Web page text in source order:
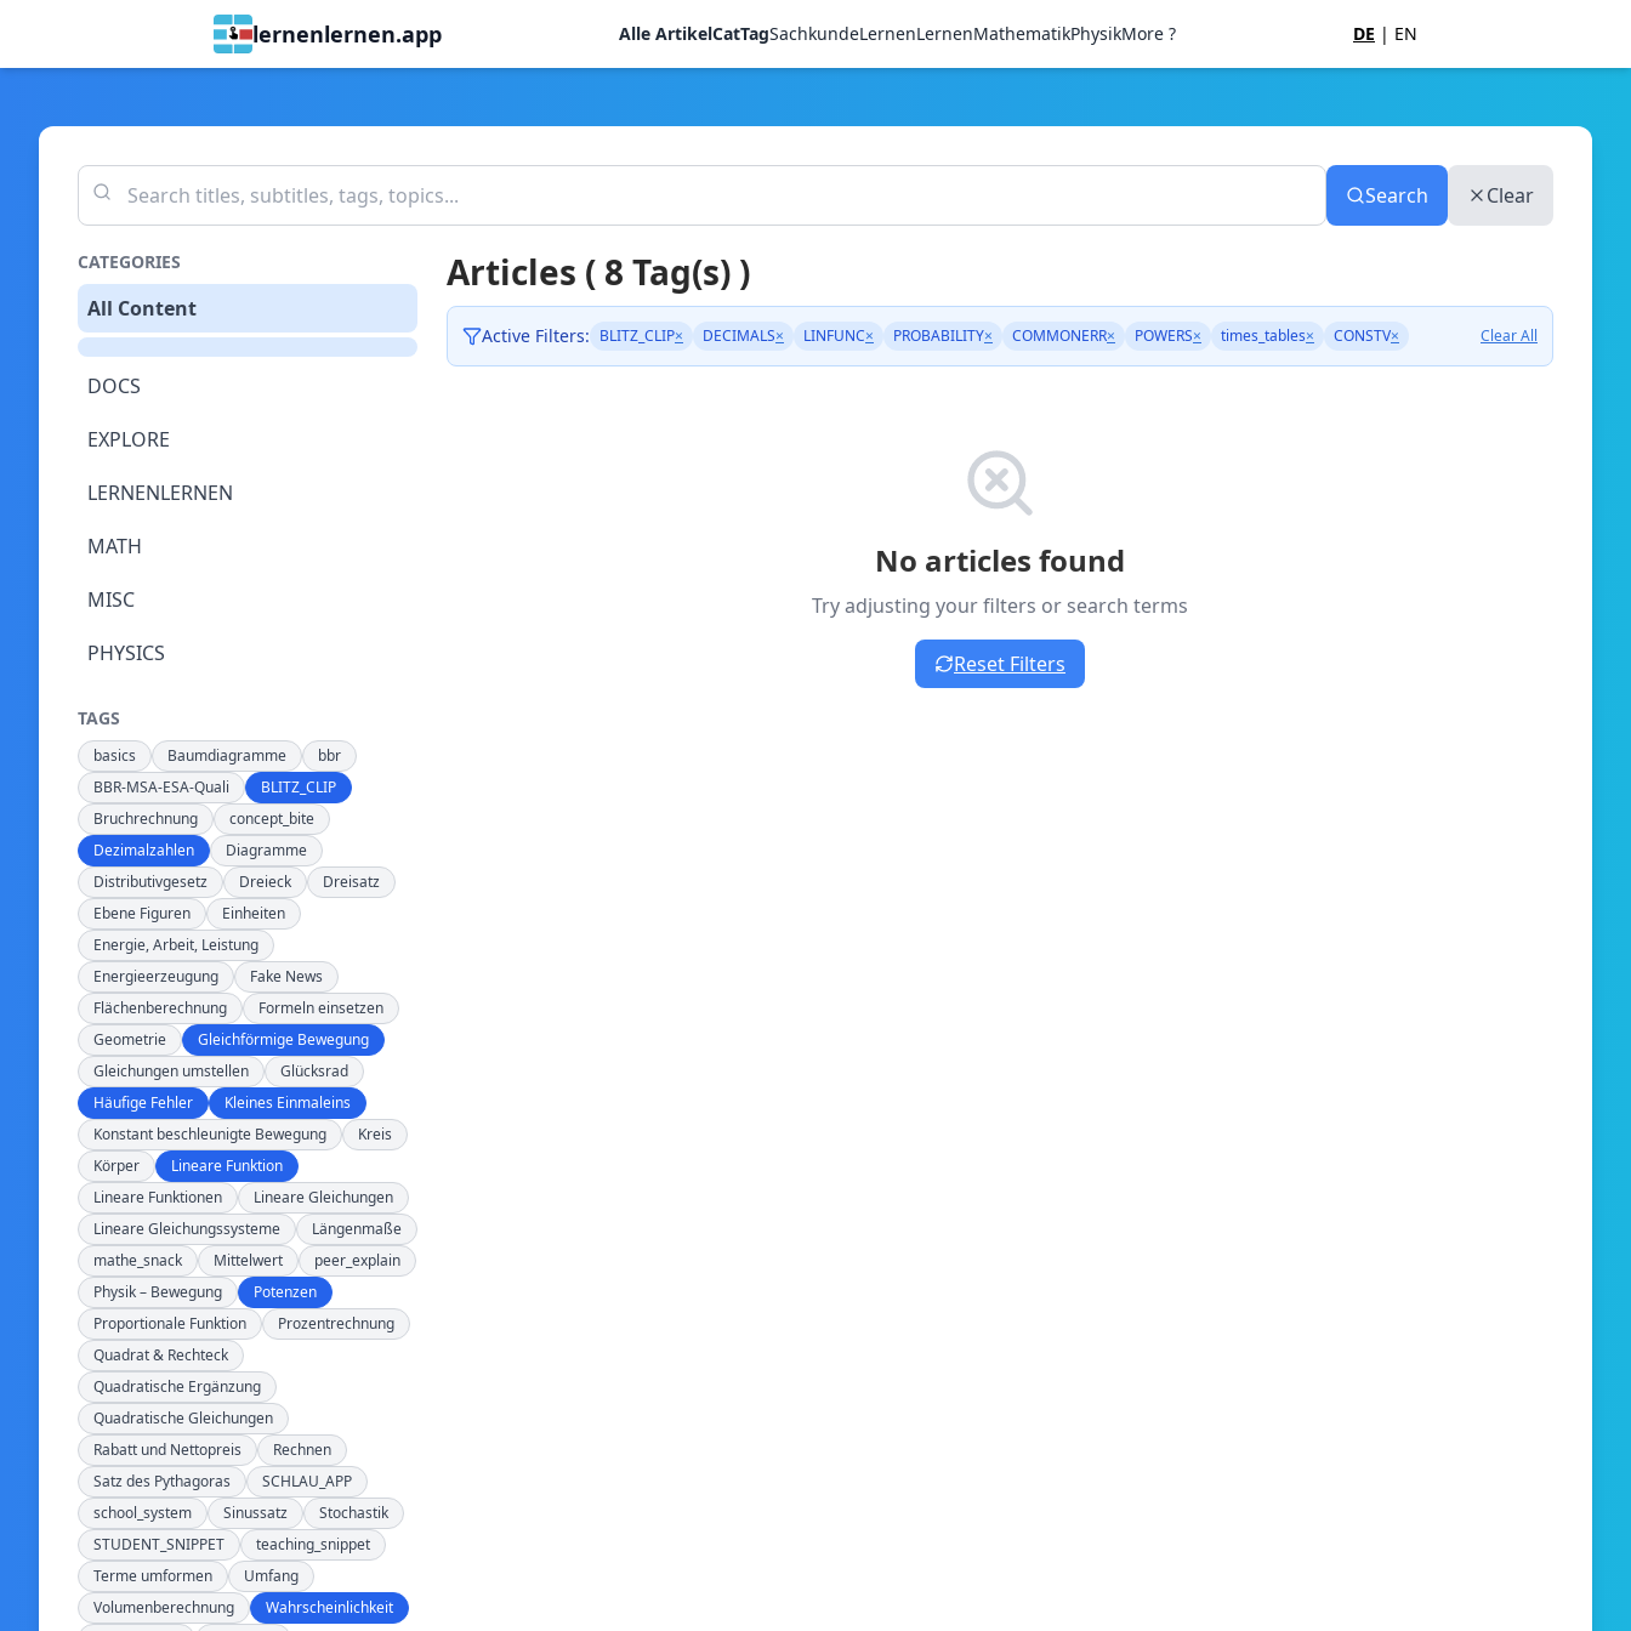
lernenlernen.app Alle ArtikelCatTagSachkundeLernenLernenMathematikPhysikMore ? DE | EN
Search Clear
CATEGORIES
All Content
DOCS
EXPLORE
LERNENLERNEN
MATH
MISC
PHYSICS
TAGS
basics Baumdiagramme
bbr
BBR-MSA-ESA-Quali
BLITZ_CLIP
Bruchrechnung
concept_bite
Dezimalzahlen
Diagramme
Distributivgesetz
Dreieck
Dreisatz
Ebene Figuren
Einheiten
Energie, Arbeit, Leistung
Energieerzeugung
Fake News
Flächenberechnung
Formeln einsetzen
Geometrie
Gleichförmige Bewegung
Gleichungen umstellen
Glücksrad
Häufige Fehler
Kleines Einmaleins
Konstant beschleunigte Bewegung
Kreis
Körper
Lineare Funktion
Lineare Funktionen
Lineare Gleichungen
Lineare Gleichungssysteme
Längenmaße
mathe_snack
Mittelwert
peer_explain
Physik – Bewegung
Potenzen
Proportionale Funktion
Prozentrechnung
Quadrat & Rechteck
Quadratische Ergänzung
Quadratische Gleichungen
Rabatt und Nettopreis
Rechnen
Satz des Pythagoras
SCHLAU_APP
school_system
Sinussatz
Stochastik
STUDENT_SNIPPET
teaching_snippet
Terme umformen
Umfang
Volumenberechnung
Wahrscheinlichkeit
Articles ( 8 Tag(s) )
Active Filters: BLITZ_CLIP× DECIMALS× LINFUNC× PROBABILITY× COMMONERR× POWERS× times_tables× CONSTV× Clear All
No articles found
Try adjusting your filters or search terms
Reset Filters